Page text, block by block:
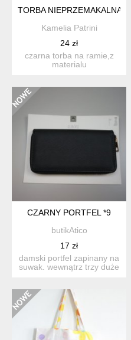
TORBA NIEPRZEMAKALNA
Kamelia Patrini
24 zł
czarna torba na ramie,z
materialu
CZARNY PORTFEL *9
butikAtico
17 zł
damski portfel zapinany na
suwak. wewnątrz trzy duże